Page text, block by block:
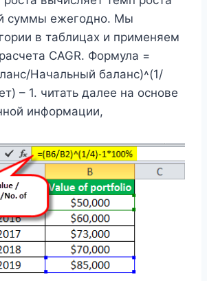
суммы ежегодно. Мы
в таблицах и применяем
CAGR. Формула =
Начальный баланс)˄(1/
– 1. читать далее на основе
информации,